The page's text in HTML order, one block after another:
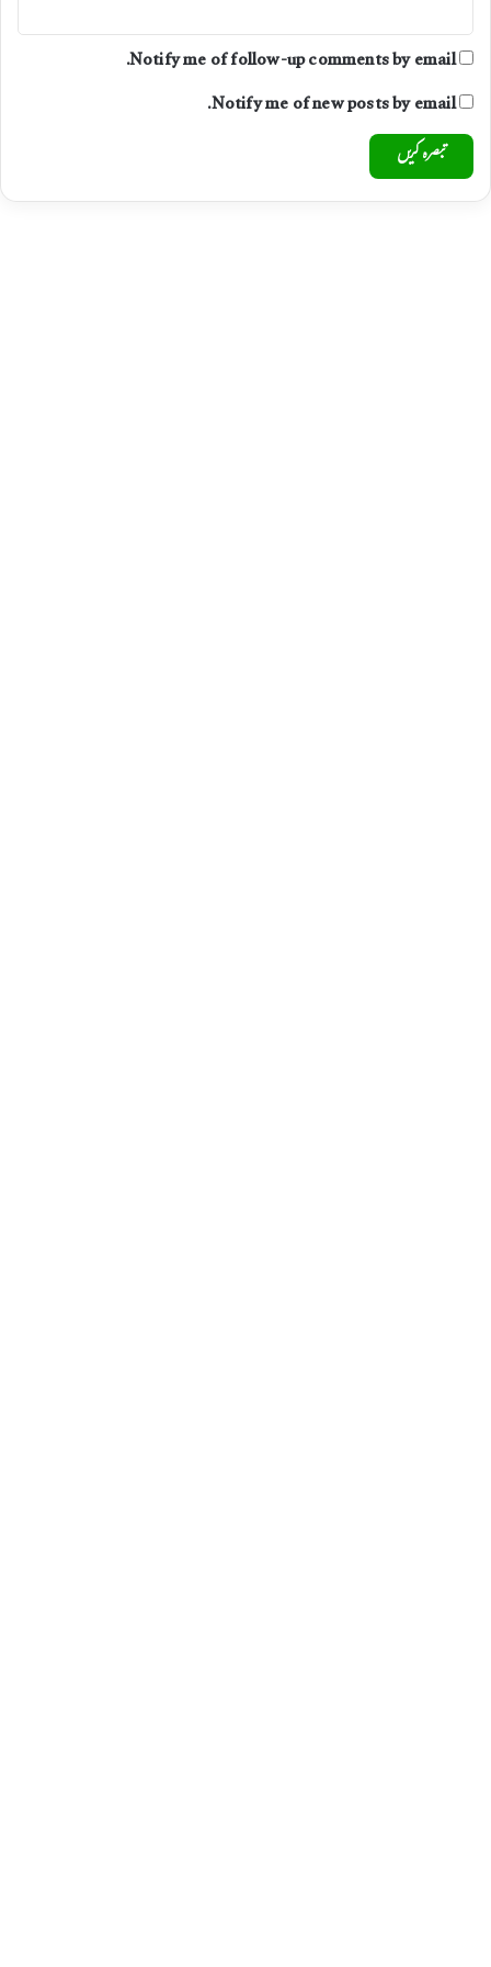
Notify me of follow-up comments by email.
Notify me of new posts by email.